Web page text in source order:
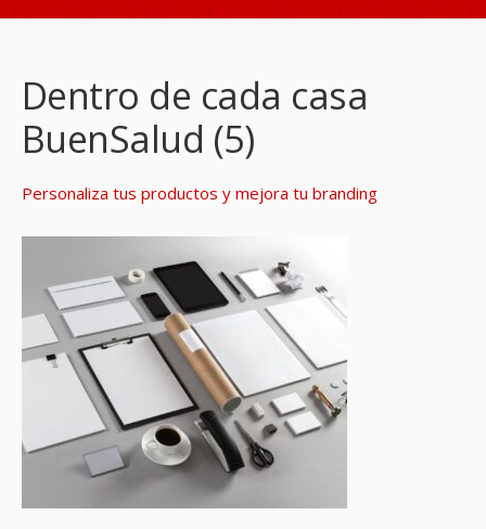
Dentro de cada casa
BuenSalud (5)
Personaliza tus productos y mejora tu branding